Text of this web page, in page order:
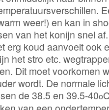
weer!) en kan in
van het konijn snel
erg koud aanvoelt ook
het stro etc.
Dit moet voorkomen
wordt. De normale
de 38.5 en 39.5-40o